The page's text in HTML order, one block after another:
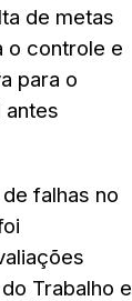
de metas
o controle e
para o
antes
falhas no
Trabalho e